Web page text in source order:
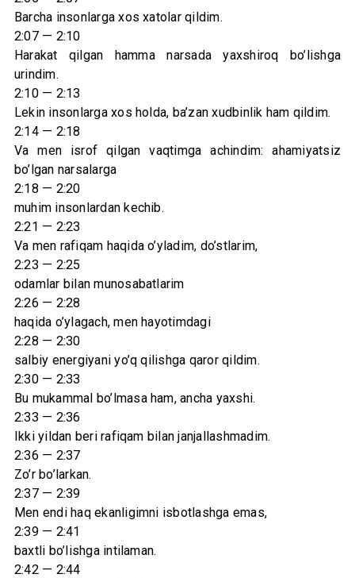
Barcha insonlarga xos xatolar qildim.
2:07 — 2:10
Harakat qilgan hamma narsada yaxshiroq bo’lishga
urindim.
2:10 — 2:13
Lekin insonlarga xos holda, ba’zan xudbinlik ham qildim.
2:14 — 2:18
Va men isrof qilgan vaqtimga achindim: ahamiyatsiz
bo’lgan narsalarga
2:18 — 2:20
muhim insonlardan kechib.
2:21 — 2:23
Va men rafiqam haqida o’yladim, do’stlarim,
2:23 — 2:25
odamlar bilan munosabatlarim
2:26 — 2:28
haqida o’ylagach, men hayotimdagi
2:28 — 2:30
salbiy energiyani yo’q qilishga qaror qildim.
2:30 — 2:33
Bu mukammal bo’lmasa ham, ancha yaxshi.
2:33 — 2:36
Ikki yildan beri rafiqam bilan janjallashmadim.
2:36 — 2:37
Zo’r bo’larkan.
2:37 — 2:39
Men endi haq ekanligimni isbotlashga emas,
2:39 — 2:41
baxtli bo’lishga intilaman.
2:42 — 2:44